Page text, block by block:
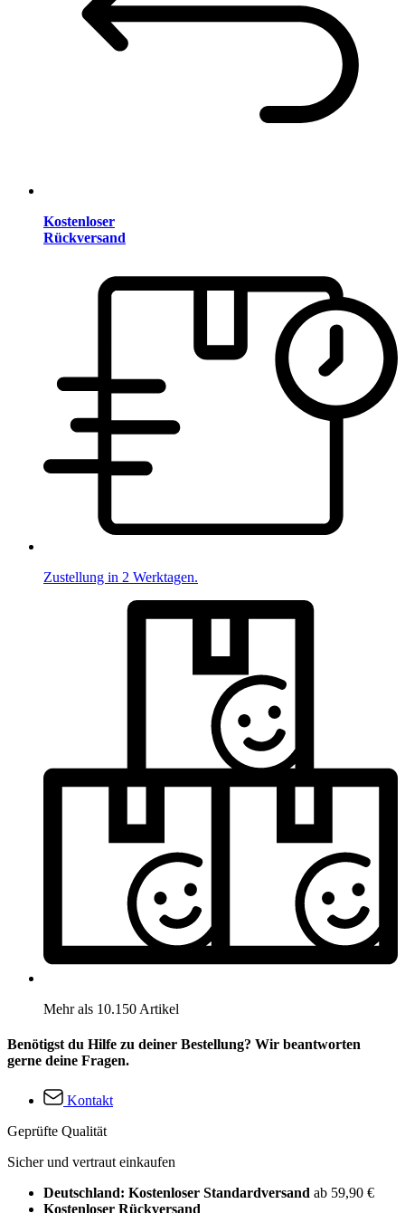
Kostenloser
Rückversand
Zustellung in 2 Werktagen.
Mehr als 10.150 Artikel
Benötigst du Hilfe zu deiner Bestellung? Wir beantworten
gerne deine Fragen.
Kontakt
Geprüfte Qualität
Sicher und vertraut einkaufen
Deutschland: Kostenloser Standardversand ab 59,90 €
Kostenloser Rückversand